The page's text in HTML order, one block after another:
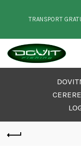
TRANSPORT